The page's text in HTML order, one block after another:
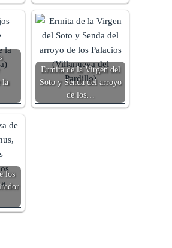
la
Ermita de la Virgen del
Soto y Senda del arroyo
de los…
los